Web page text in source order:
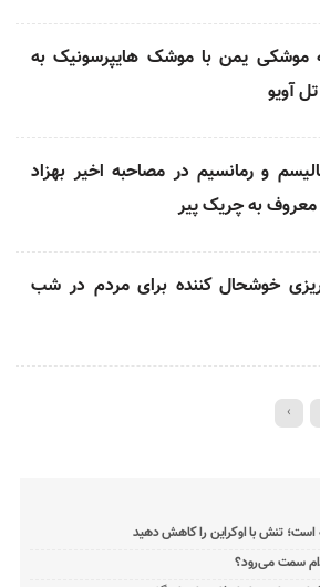
موشکی یمن با موشک هایپرسونیک به
آویو
و رمانسیم در مصاحبه اخیر بهزاد
معروف به چریک پیر
خوشحال کننده برای مردم در شب
›
است؛ تنش با اوکراین را کاهش دهید
سمت می‌رود؟